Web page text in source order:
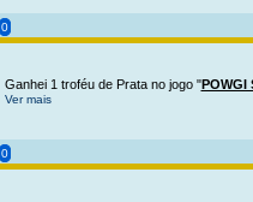
0
Ganhei 1 troféu de Prata no jogo "POWGI
Ver mais
0